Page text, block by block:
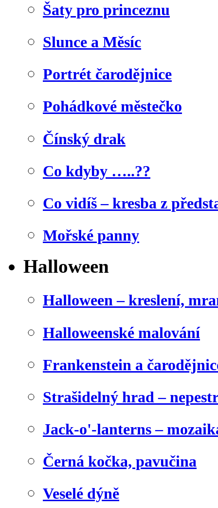
Šaty pro princeznu
Slunce a Měsíc
Portrét čarodějnice
Pohádkové městečko
Čínský drak
Co kdyby …..??
Co vidíš – kresba z
Mořské panny
Halloween
Halloween – kreslení,
Halloweenské malování
Frankenstein a
Strašidelný hrad –
Jack-o'-lanterns –
Černá kočka, pavučina
Veselé dýně